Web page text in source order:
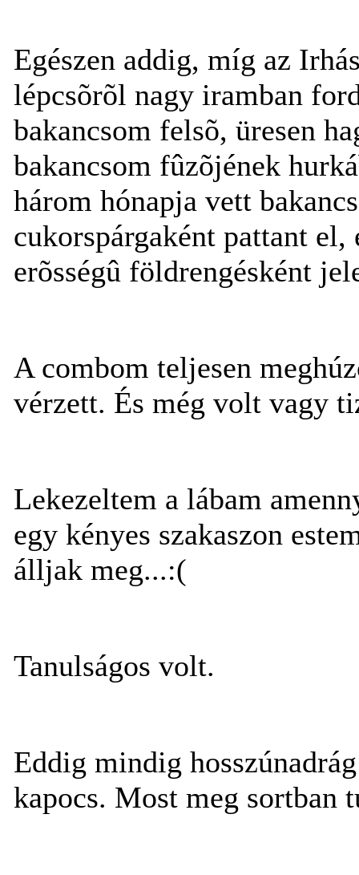
Egészen addig, míg az
lépcsõrõl nagy iramban
bakancsom felsõ, üresen
bakancsom fûzõjének
három hónapja vett
cukorspárgaként pattant
erõsségû földrengésként
A combom teljesen
vérzett. És még volt vagy
Lekezeltem a lábam
egy kényes szakaszon
álljak meg...:(
Tanulságos volt.
Eddig mindig
kapocs. Most meg sortban